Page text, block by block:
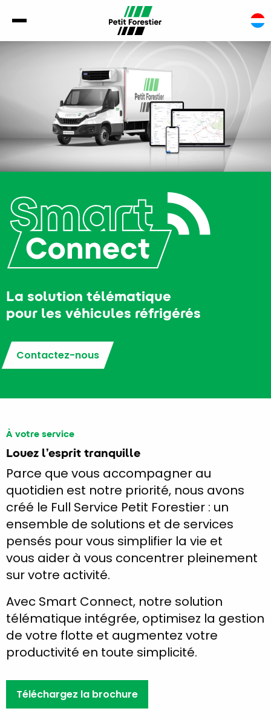
La solution télématique
pour les véhicules réfrigérés
Contactez-nous
À votre service
Louez l’esprit tranquille
Parce que vous accompagner au
quotidien est notre priorité, nous avons
créé le Full Service Petit Forestier : un
ensemble de solutions et de services
pensés pour vous simplifier la vie et
vous aider à vous concentrer pleinement
sur votre activité.
Avec Smart Connect, notre solution
télématique intégrée, optimisez la gestion
de votre flotte et augmentez votre
productivité en toute simplicité.
Téléchargez la brochure